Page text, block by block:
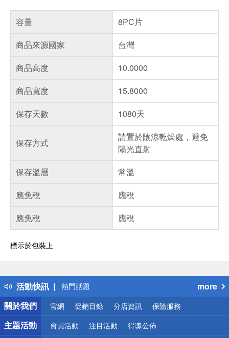
容量
8PC片
商品來源國家
台灣
商品高度
10.0000
商品寬度
15.8000
保存天數
1080天
保存方式
請置於陰涼乾燥處，避免
陽光直射
保存溫層
常溫
應免稅
應稅
應免稅
應稅
標示於包裝上
活動快訊
得獎公告
熱門話題
銀行優惠
偏遠地區配送
詐騙網頁！請小心！
more
關於我們
官網 促銷目錄 分店資訊 保險服務
主題活動 會員活動 注目活動 得獎公佈